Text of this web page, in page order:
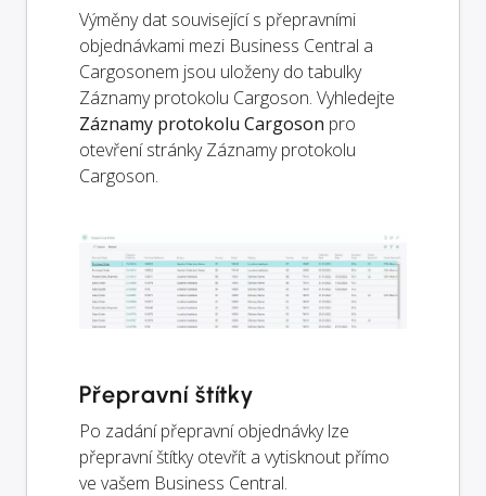
Výměny dat související s přepravními
objednávkami mezi Business Central a
Cargosonem jsou uloženy do tabulky
Záznamy protokolu Cargoson. Vyhledejte
Záznamy protokolu Cargoson pro
otevření stránky Záznamy protokolu
Cargoson.
Přepravní štítky
Po zadání přepravní objednávky lze
přepravní štítky otevřít a vytisknout přímo
ve vašem Business Central.